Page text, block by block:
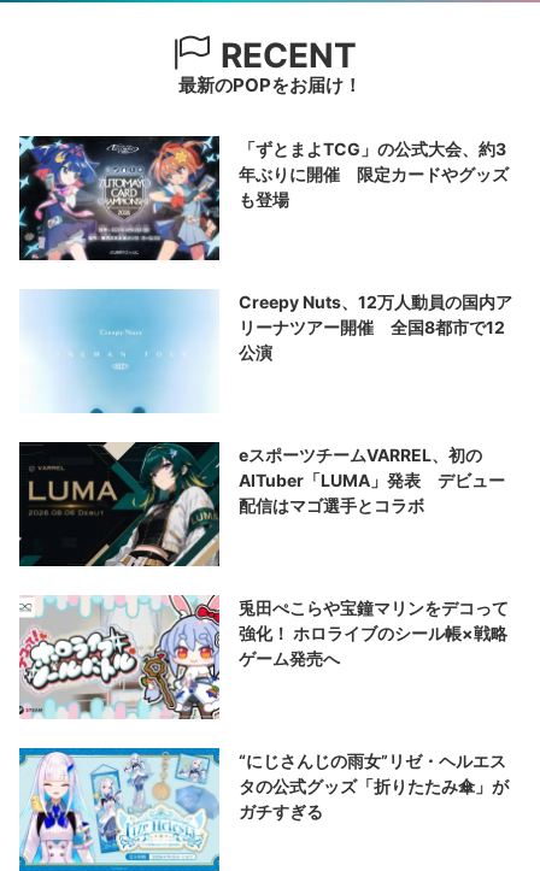
RECENT
最新のPOPをお届け！
「ずとまよTCG」の公式大会、約3
年ぶりに開催 限定カードやグッズ
も登場
Creepy Nuts、12万人動員の国内ア
リーナツアー開催 全国8都市で12
公演
eスポーツチームVARREL、初の
AITuber「LUMA」発表 デビュー
配信はマゴ選手とコラボ
兎田ぺこらや宝鐘マリンをデコって
強化！ ホロライブのシール帳×戦略
ゲーム発売へ
“にじさんじの雨女”リゼ・ヘルエス
タの公式グッズ「折りたたみ傘」が
ガチすぎる